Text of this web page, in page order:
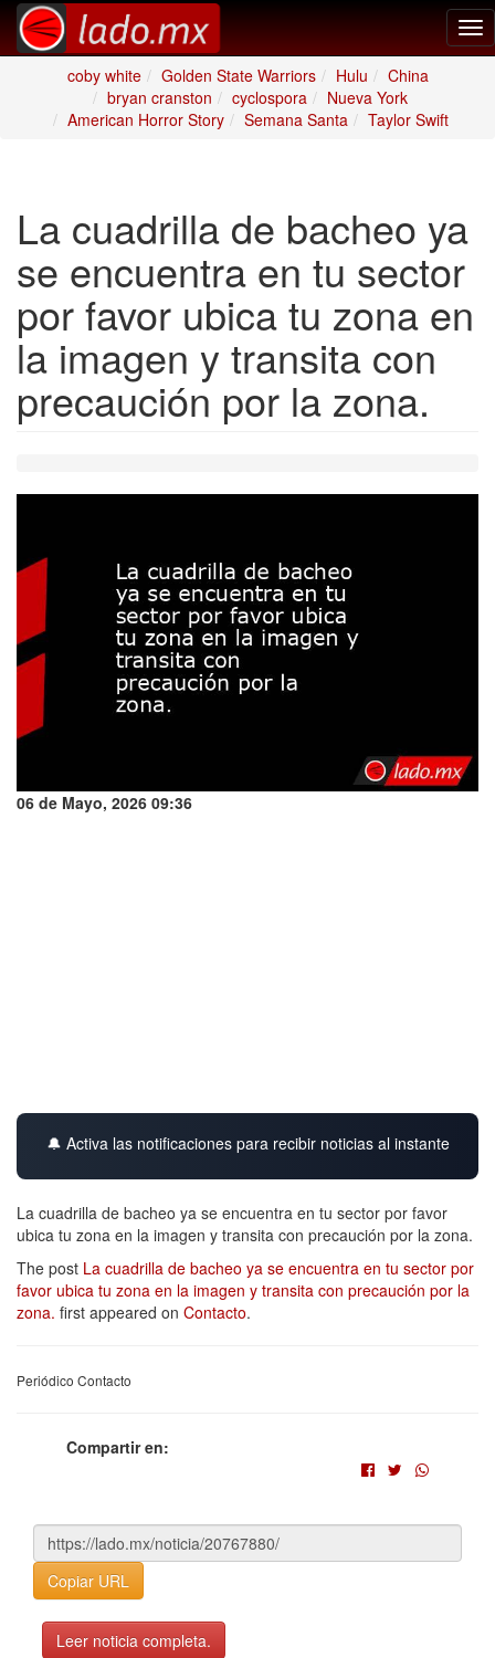
coby white
Golden State Warriors Hulu
China
bryan cranston
cyclospora
Nueva York
American Horror Story
Semana Santa Taylor Swift
La cuadrilla de bacheo ya
se encuentra en tu sector
por favor ubica tu zona en
la imagen y transita con
precaución por la zona.
06 de Mayo, 2026 09:36
🔔 Activa las notificaciones para recibir noticias al instante
La cuadrilla de bacheo ya se encuentra en tu sector por favor
ubica tu zona en la imagen y transita con precaución por la zona.
The post La cuadrilla de bacheo ya se encuentra en tu sector por
favor ubica tu zona en la imagen y transita con precaución por la
zona. first appeared on Contacto.
Periódico Contacto
Compartir en:
Copiar URL
Leer noticia completa.